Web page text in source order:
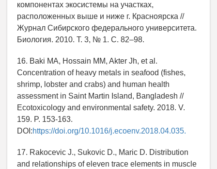
компонентах экосистемы на участках,
расположенных выше и ниже г. Красноярска //
Журнал Сибирского федерального университета.
Биология. 2010. Т. 3, № 1. С. 82–98.
16. Baki MA, Hossain MM, Akter Jh, et al.
Concentration of heavy metals in seafood (fishes,
shrimp, lobster and crabs) and human health
assessment in Saint Martin Island, Bangladesh //
Ecotoxicology and environmental safety. 2018. V.
159. P. 153-163.
DOI:https://doi.org/10.1016/j.ecoenv.2018.04.035.
17. Rakocevic J., Sukovic D., Maric D. Distribution
and relationships of eleven trace elements in muscle